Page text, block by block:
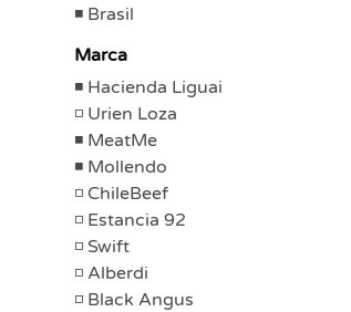
Brasil
Marca
Hacienda Liguai
Urien Loza
MeatMe
Mollendo
ChileBeef
Estancia 92
Swift
Alberdi
Black Angus